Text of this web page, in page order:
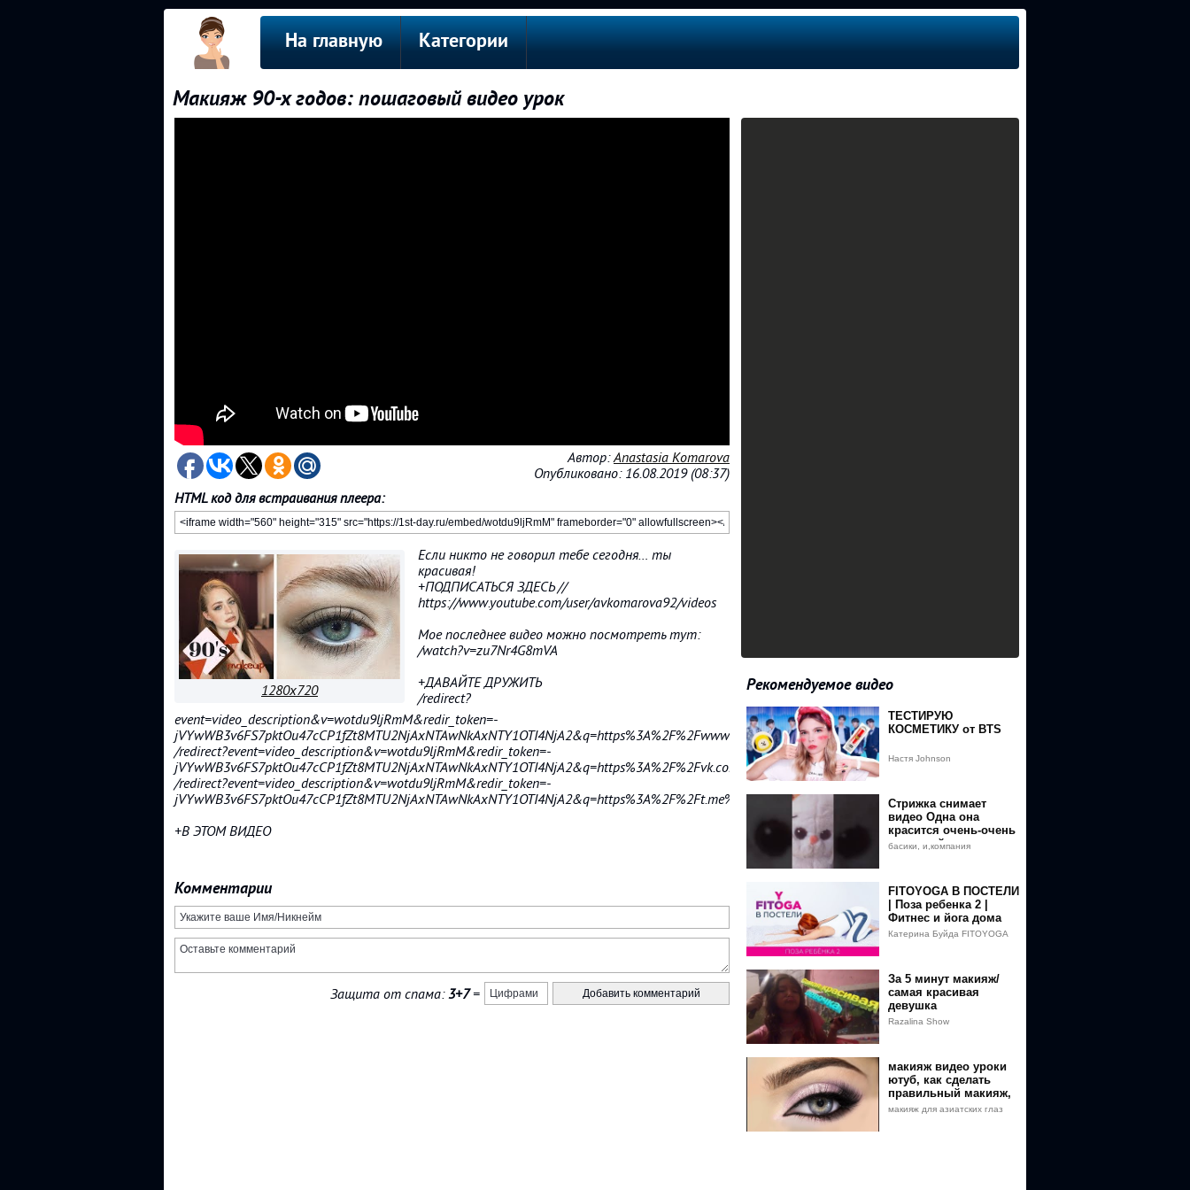
На главную Категории
Макияж 90-х годов: пошаговый видео урок
Автор:Anastasia Komarova
Опубликовано: 16.08.2019 (08:37)
HTML код для встраивания плеера:
1280x720
Если никто не говорил тебе сегодня… ты
красивая!
+ПОДПИСАТЬСЯ ЗДЕСЬ //
https://www.youtube.com/user/avkomarova92/videos
Мое последнее видео можно посмотреть тут:
/watch?v=zu7Nr4G8mVA
+ДАВАЙТЕ ДРУЖИТЬ
/redirect?
event=video_description&v=wotdu9ljRmM&redir_token=-
jVYwWB3v6FS7pktOu47cCP1fZt8MTU2NjAxNTAwNkAxNTY1OTI4NjA2&q=https%3A%2F%2Fwww.instagram.com%2Fmua_anastasia%2F
/redirect?event=video_description&v=wotdu9ljRmM&redir_token=-
jVYwWB3v6FS7pktOu47cCP1fZt8MTU2NjAxNTAwNkAxNTY1OTI4NjA2&q=https%3A%2F%2Fvk.com%2Fmua.anastasia
/redirect?event=video_description&v=wotdu9ljRmM&redir_token=-
jVYwWB3v6FS7pktOu47cCP1fZt8MTU2NjAxNTAwNkAxNTY1OTI4NjA2&q=https%3A%2F%2Ft.me%2Fteleliteracy
+В ЭТОМ ВИДЕО
Комментарии
Защита от спама:3+7=
Рекомендуемое видео
ТЕСТИРУЮ
КОСМЕТИКУ от BTS
Настя Johnson
Стрижка снимает
видео Одна она
красится очень-очень
красивый макияж и
басики, и,компания
FITOYOGA В ПОСТЕЛИ
| Поза ребенка 2 |
Фитнес и йога дома
Катерина Буйда FITOYOGA
За 5 минут макияж/
самая красивая
девушка
Razalina Show
макияж видео уроки
ютуб, как сделать
правильный макияж,
макияж видео уроки
макияж для азиатских глаз